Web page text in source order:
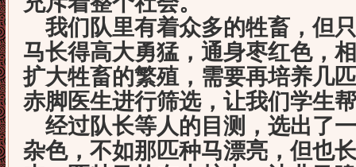
我们队里有着众多的牲畜，但
马长得高大勇猛，通身枣红色，
扩大牲畜的繁殖，需要再培养几
赤脚医生进行筛选，让我们学生
经过队长等人的目测，选出了
杂色，不如那匹种马漂亮，但也